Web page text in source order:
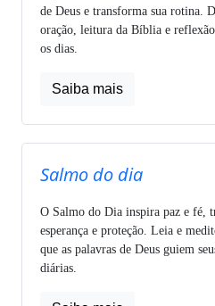
de Deus e transforma sua rotina.
oração, leitura da Bíblia e
os dias.
Saiba mais
Salmo do dia
O Salmo do Dia inspira paz e fé,
esperança e proteção. Leia e
que as palavras de Deus guiem
diárias.